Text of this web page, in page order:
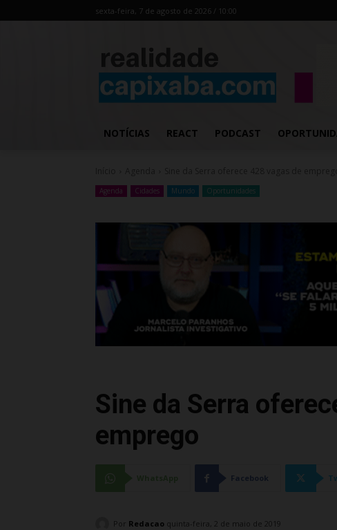
sexta-feira, 7 de agosto de 2026 / 10:00
NOTÍCIAS REACT PODCAST
Agenda Cidades Mundo Oportunidades
Sine da Serra
emprego
Facebook
Por Redacao quinta-feira, 2 de maio de 2019